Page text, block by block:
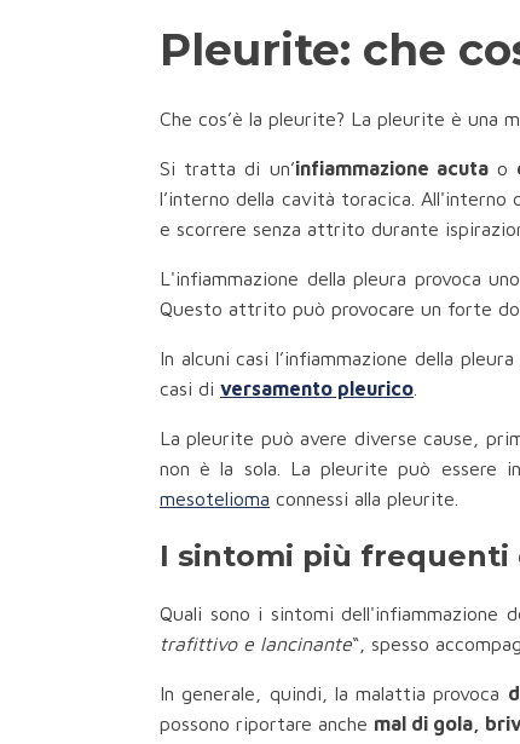
Pleurite: che
Che cos’è la pleurite? La pleurite è una
Si tratta di un’infiammazione acutao
l’interno della cavità toracica.
e scorrere senza attrito durante
L'infiammazione della pleura provoca
Questo attrito può provocare un forte
In alcuni casi l’infiammazione della
casi di versamento pleurico
La pleurite può avere diverse cause,
non è la sola. La pleurite può essere
mesotelioma connessi alla pleurite.
I sintomi più
Quali sono i sintomi dell'infiammazione
trafittivo e lancinante“, spesso
In generale, quindi, la malattia provoca
possono riportare anche mal di gola,